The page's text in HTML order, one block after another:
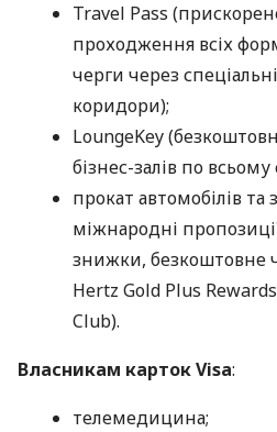
Travel Pass
проходження всіх
черги через
коридори);
LoungeKey
бізнес-залів по всьому
прокат автомобілів
міжнародні
знижки, безкоштовне
Hertz Gold Plus
Club).
Власникам карток Visa:
телемедицина;